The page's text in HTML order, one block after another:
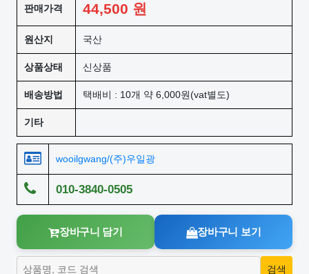
판매가격 44,500 원
원산지 국산
상품상태 신상품
배송방법 택배비 : 10개 약 6,000원(vat별도)
기타
wooilgwang/(주)우일광
010-3840-0505
장바구니 담기 장바구니 보기